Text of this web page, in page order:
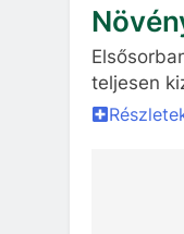
teljesen